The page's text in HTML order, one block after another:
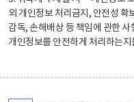
외 개인정보 처리금지, 안전성 확
감독, 손해배상 등 책임에 관한
개인정보를 안전하게 처리하는